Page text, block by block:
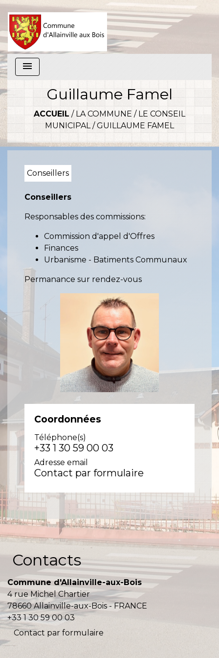
menu
Guillaume Famel
ACCUEIL / LA COMMUNE / LE CONSEIL
MUNICIPAL/GUILLAUME FAMEL
Conseillers
Conseillers
Responsables des commissions:
Commission d'appel d'Offres
Finances
Urbanisme - Batiments Communaux
Permanance sur rendez-vous
Coordonnées
Téléphone(s)
+33 1 30 59 00 03
Adresse email
Contact par formulaire
Contacts
Commune d'Allainville-aux-Bois
4 rue Michel Chartier
78660 Allainville-aux-Bois - FRANCE
+33 1 30 59 00 03
Contact par formulaire